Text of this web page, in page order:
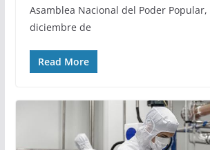
Asamblea Nacional del Poder Popular,
diciembre de
Read More